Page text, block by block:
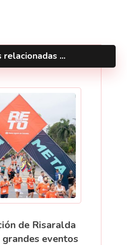
relacionadas ...
de Risaralda
eventos